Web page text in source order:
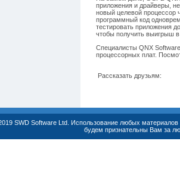
приложения и драйверы,
новый целевой процессор
программный код
тестировать приложения
чтобы получить выигрыш
Специалисты QNX
процессорных плат.
Рассказать друзьям:
SWD Software Ltd. Использование любых
будем признательны Вам за